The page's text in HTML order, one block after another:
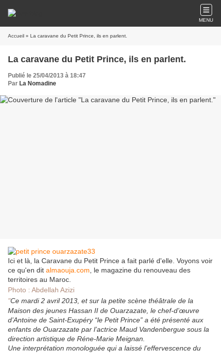
MENU
Accueil » La caravane du Petit Prince, ils en parlent.
La caravane du Petit Prince, ils en parlent.
Publié le 25/04/2013 à 18:47
Par La Nomadine
Ici et là, la Caravane du Petit Prince a fait parlé d'elle. Voyons voir
ce qu'en dit almaouja.com , le magazine du renouveau des
territoires au Maroc.
Photo : Abdellah Azizi
"Ce mardi 2 avril 2013, et sur la petite scène théâtrale de la
Maison des jeunes Hassan II de Ouarzazate, le chef-d’œuvre
d’Antoine de Saint-Exupéry “le Petit Prince” a été présenté aux
enfants de Ouarzazate par l’actrice Maud Vandenbergue sous la
direction artistique de Réne-Marie Meignan.
Une interprétation monologuée qui a laissé l’effervescence du